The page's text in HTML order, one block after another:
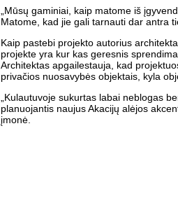
„Mūsų gaminiai, kaip matome iš
Matome, kad jie gali tarnauti dar antra
Kaip pastebi projekto autorius
projekte yra kur kas geresnis
Architektas apgailestauja, kad
privačios nuosavybės objektais, kyla
„Kulautuvoje sukurtas labai neblogas
planuojantis naujus Akacijų alėjos
įmonė.